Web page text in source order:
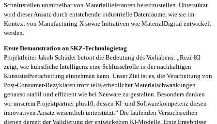
Schnittstellen unmittelbar von Materiallieferanten bereitzustellen. Unterstützt
wird dieser Ansatz durch entstehende industrielle Datenräume, wie sie im
Kontext von Manufacturing-X sowie Initiativen wie MaterialDigital entwickelt
werden.
Erste Demonstration an SKZ-Technologietag
Projektleiter Jakob Schüder betont die Bedeutung des Vorhabens: „Rezi-KI
zeigt, wie künstliche Intelligenz eine Schlüsselrolle in der nachhaltigen
Kunststoffverarbeitung einnehmen kann. Unser Ziel ist es, die Verarbeitung von
Post-Consumer-Rezyklaten trotz teils erheblicher Materialschwankungen
genauso stabil und effizient wie bei Neuware zu gestalten. Besonders danken
wir unserem Projektpartner plus10, dessen KI- und Softwarekompetenz diesen
innovativen Ansatz wesentlich unterstützt.“ Die laufenden Versuchsreihen
dienen derzeit der Validierung der entwickelten KI-Modelle. Erste Ergebnisse